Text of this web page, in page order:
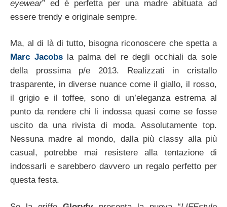
eyewear” ed è perfetta per una madre abituata ad
essere trendy e originale sempre.
Ma, al di là di tutto, bisogna riconoscere che spetta a
Marc Jacobsla palma del re degli occhiali da sole
della prossima p/e 2013. Realizzati in cristallo
trasparente, in diverse nuance come il giallo, il rosso,
il grigio e il toffee, sono di un’eleganza estrema al
punto da rendere chi li indossa quasi come se fosse
uscito da una rivista di moda. Assolutamente top.
Nessuna madre al mondo, dalla più classy alla più
casual, potrebbe mai resistere alla tentazione di
indossarli e sarebbero davvero un regalo perfetto per
questa festa.